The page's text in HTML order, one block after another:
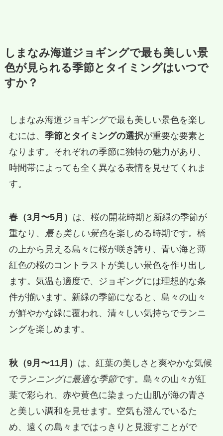
しまなみ海道ジョギングで最も美しい景
色が見られる季節とタイミングはいつで
すか？
しまなみ海道ジョギングで最も美しい景色を楽し
むには、 季節とタイミングの選択が重要な要素と
なります。それぞれの季節に独特の魅力があり、
時間帯によっても全く異なる表情を見せてくれま
す。
春（3月〜5月） は、桜の開花時期と新緑の季節が
重なり、 最も美しい景色を楽しめる時期です。橋
の上から見える島々に桜が咲き誇り、青い海と薄
紅色の桜のコントラストが美しい景色を作り出し
ます。気温も適度で、ジョギングには理想的な条
件が揃います。新緑の季節になると、島々の山々
が鮮やかな緑に覆われ、清々しい気持ちでランニ
ングを楽しめます。
秋（9月〜11月） は、紅葉の美しさと爽やかな気候
でランニングに最適な季節です。島々の山々が紅
葉で彩られ、赤や黄色に染まった山肌が海の青さ
と美しい調和を見せます。空気も澄んでいるた
め、遠くの島々まではっきりと見渡すことがで